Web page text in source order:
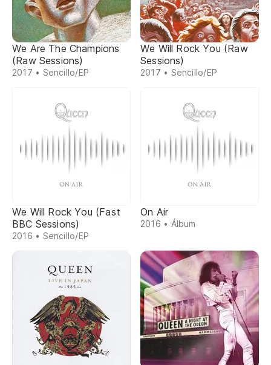
We Are The Champions
(Raw Sessions)
2017 • Sencillo/EP
We Will Rock You (Raw
Sessions)
2017 • Sencillo/EP
We Will Rock You (Fast
BBC Sessions)
2016 • Sencillo/EP
On Air
2016 • Álbum